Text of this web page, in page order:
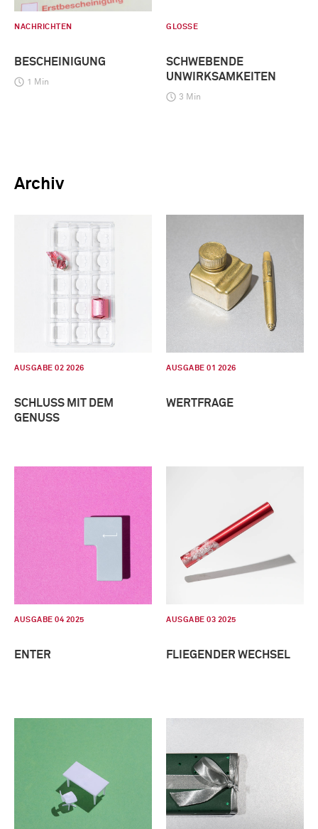
NACHRICHTEN
BESCHEINIGUNG
1 Min
GLOSSE
SCHWEBENDE
UNWIRKSAMKEITEN
3 Min
Archiv
AUSGABE 02 2026
SCHLUSS MIT DEM
GENUSS
AUSGABE 01 2026
WERTFRAGE
AUSGABE 04 2025
ENTER
AUSGABE 03 2025
FLIEGENDER WECHSEL